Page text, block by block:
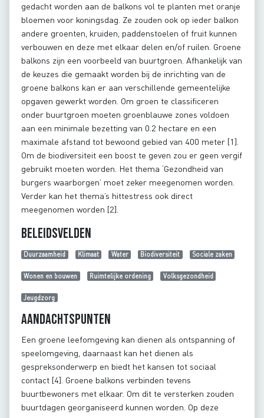
gedacht worden aan de balkons vol te planten met oranje
bloemen voor koningsdag. Ze zouden ook op ieder balkon
andere groenten, kruiden, paddenstoelen of fruit kunnen
verbouwen en deze met elkaar delen en/of ruilen. Groene
balkons zijn een voorbeeld van buurtgroen. Afhankelijk van
de keuzes die gemaakt worden bij de inrichting van de
groene balkons kan er aan verschillende gemeentelijke
opgaven gewerkt worden. Om groen te classificeren
onder buurtgroen moeten groenblauwe zones voldoen
aan een minimale bezetting van 0.2 hectare en een
maximale afstand tot bewoond gebied van 400 meter [1].
Om de biodiversiteit een boost te geven zou er geen vergif
gebruikt moeten worden. Het thema ‘Gezondheid van
burgers waarborgen’ moet zeker meegenomen worden.
Verder kan het thema’s hittestress ook direct
meegenomen worden [2].
Beleidsvelden
Duurzaamheid Klimaat Water Biodiversiteit Sociale zaken
Wonen en bouwen Ruimtelijke ordening Volksgezondheid
Jeugdzorg
Aandachtspunten
Een groene leefomgeving kan dienen als ontspanning of
speelomgeving, daarnaast kan het dienen als
gespreksonderwerp en biedt het kansen tot sociaal
contact [4]. Groene balkons verbinden tevens
buurtbewoners met elkaar. Om dit te versterken zouden
buurtdagen georganiseerd kunnen worden. Op deze